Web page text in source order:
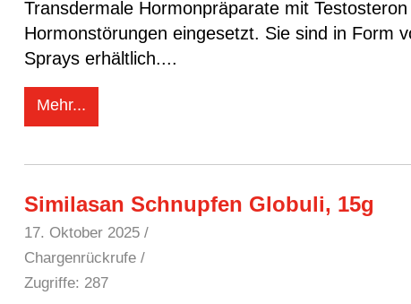
Transdermale Hormonpräparate mit
Hormonstörungen eingesetzt. Sie sind in Form
Sprays erhältlich....
Mehr...
Similasan Schnupfen Globuli, 15g
17. Oktober 2025 /
Chargenrückrufe /
Zugriffe: 287